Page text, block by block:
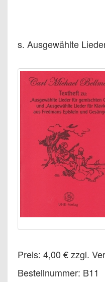
s. Ausgewählte
Preis: 4,00 € zzgl.
Bestellnummer: B11